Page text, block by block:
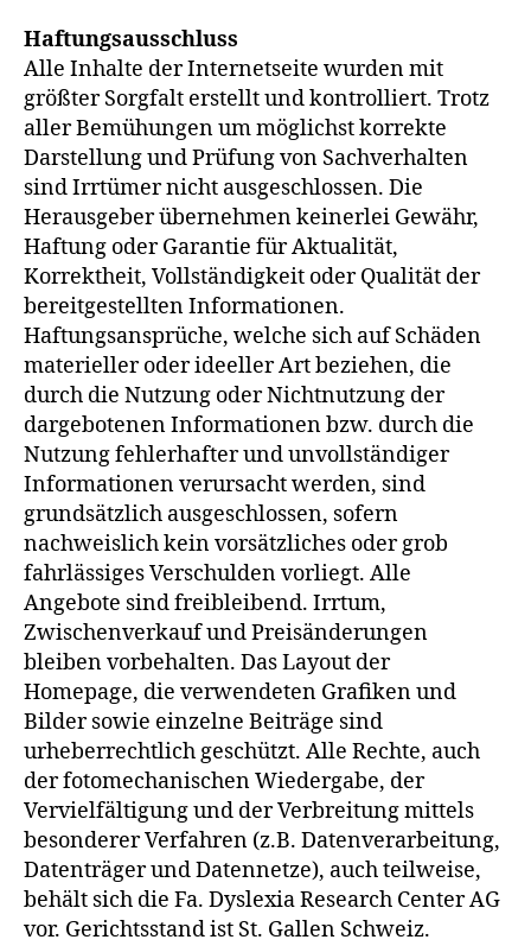
Haftungsausschluss
Alle Inhalte der Internetseite wurden mit
größter Sorgfalt erstellt und kontrolliert. Trotz
aller Bemühungen um möglichst korrekte
Darstellung und Prüfung von Sachverhalten
sind Irrtümer nicht ausgeschlossen. Die
Herausgeber übernehmen keinerlei Gewähr,
Haftung oder Garantie für Aktualität,
Korrektheit, Vollständigkeit oder Qualität der
bereitgestellten Informationen.
Haftungsansprüche, welche sich auf Schäden
materieller oder ideeller Art beziehen, die
durch die Nutzung oder Nichtnutzung der
dargebotenen Informationen bzw. durch die
Nutzung fehlerhafter und unvollständiger
Informationen verursacht werden, sind
grundsätzlich ausgeschlossen, sofern
nachweislich kein vorsätzliches oder grob
fahrlässiges Verschulden vorliegt. Alle
Angebote sind freibleibend. Irrtum,
Zwischenverkauf und Preisänderungen
bleiben vorbehalten. Das Layout der
Homepage, die verwendeten Grafiken und
Bilder sowie einzelne Beiträge sind
urheberrechtlich geschützt. Alle Rechte, auch
der fotomechanischen Wiedergabe, der
Vervielfältigung und der Verbreitung mittels
besonderer Verfahren (z.B. Datenverarbeitung,
Datenträger und Datennetze), auch teilweise,
behält sich die Fa. Dyslexia Research Center AG
vor. Gerichtsstand ist St. Gallen Schweiz.